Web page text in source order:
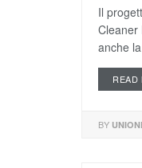
Il
Cleaner
anche
READ
BY